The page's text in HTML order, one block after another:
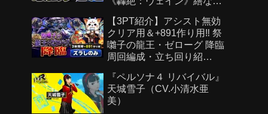
【3PT紹介】アシスト無効
クリア用＆+891作り用‼️ 祭
囃子の龍王・ゼローグ 降臨
周回編成・立ち回り紹
ドラゴンズ】
『ペルソナ４ リバイバル』
天城雪子（CV.小清水亜
美）